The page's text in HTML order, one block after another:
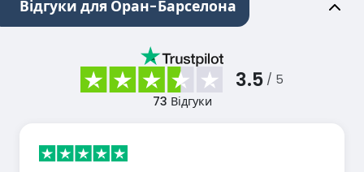
Відгуки для Оран-Барселона
3.5 / 5
73 Відгуки